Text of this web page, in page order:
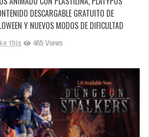
DESCARGABLE GRATUITO DE
Y NUEVOS MODOS DE DIFICULTAD
this 465 Views